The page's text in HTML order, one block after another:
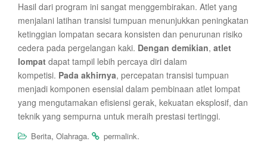
Hasil dari program ini sangat menggembirakan. Atlet yang
menjalani latihan transisi tumpuan menunjukkan peningkatan
ketinggian lompatan secara konsisten dan penurunan risiko
cedera pada pergelangan kaki. Dengan demikian, atlet
lompat dapat tampil lebih percaya diri dalam
kompetisi. Pada akhirnya, percepatan transisi tumpuan
menjadi komponen esensial dalam pembinaan atlet lompat
yang mengutamakan efisiensi gerak, kekuatan eksplosif, dan
teknik yang sempurna untuk meraih prestasi tertinggi.
Berita, Olahraga. permalink.